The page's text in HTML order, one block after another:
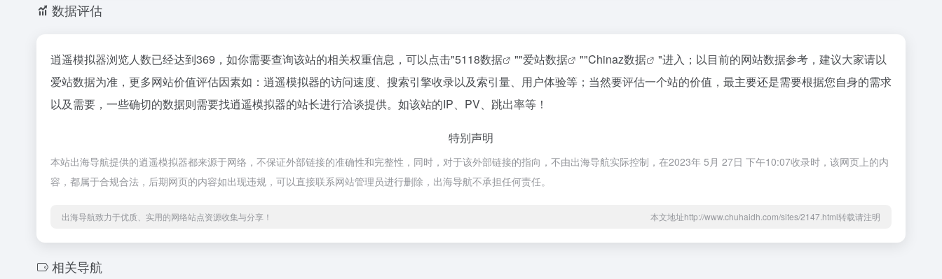
数据评估
逍遥模拟器浏览人数已经达到369，如你需要查询该站的相关权重信息，可以点击"5118数据 ""爱站数据 ""Chinaz数据
"进入；以目前的网站数据参考，建议大家请以
爱站数据为准，更多网站价值评估因素如：逍遥模拟器的访问速度、搜索引擎收录以及索引量、用户体验等；当然要评估一个站的价值，最主要还是需要根据您自身的需求
以及需要，一些确切的数据则需要找逍遥模拟器的站长进行洽谈提供。如该站的IP、PV、跳出率等！
特别声明
本站出海导航提供的逍遥模拟器都来源于网络，不保证外部链接的准确性和完整性，同时，对于该外部链接的指向，不由出海导航实际控制，在2023年 5月 27日 下午10:07收录时，该网页上的内
容，都属于合规合法，后期网页的内容如出现违规，可以直接联系网站管理员进行删除，出海导航不承担任何责任。
出海导航致力于优质、实用的网络站点资源收集与分享！ 本文地址http://www.chuhaidh.com/sites/2147.html转载请注明
相关导航